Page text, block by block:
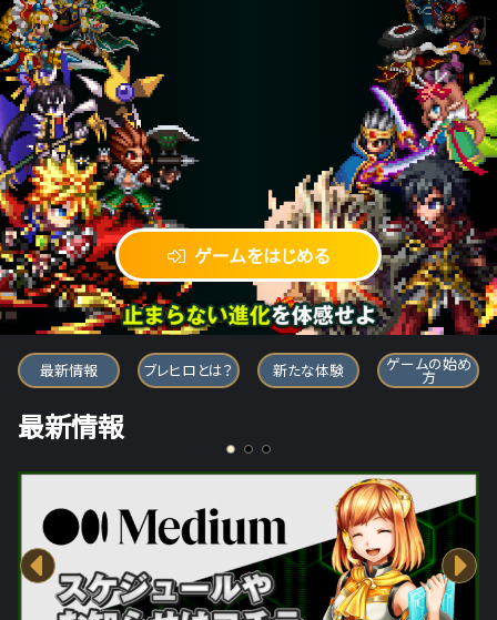
ゲームをはじめる
ブレイブ フロンティア ヒーローズ
最新情報 ブレヒロとは？ 新たな体験 ゲームの始め
方
最新情報